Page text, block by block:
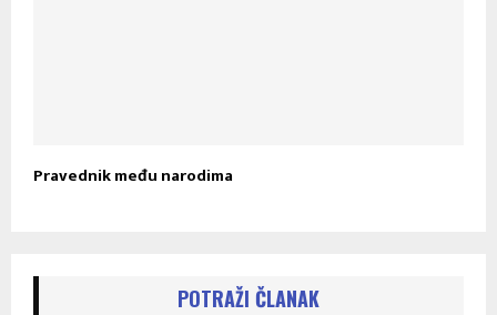
Pravednik među narodima
POTRAŽI ČLANAK